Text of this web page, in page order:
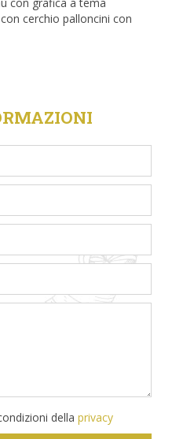
cerchio palloncini con
della privacy